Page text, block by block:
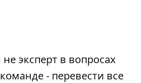
эксперт в вопросах
- перевести все